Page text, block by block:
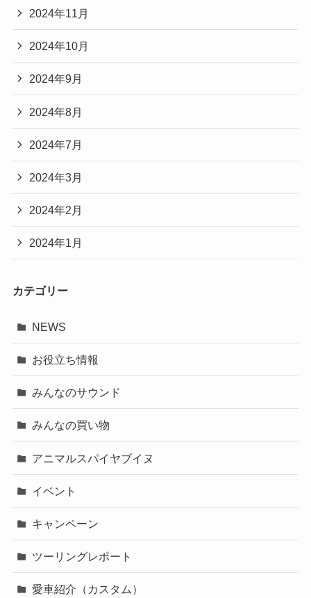
2024年11月
2024年10月
2024年9月
2024年8月
2024年7月
2024年3月
2024年2月
2024年1月
カテゴリー
NEWS
お役立ち情報
みんなのサウンド
みんなの買い物
アニマルスパイヤブイヌ
イベント
キャンペーン
ツーリングレポート
愛車紹介（カスタム）